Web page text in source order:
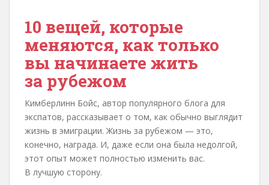
10 вещей, которые
меняются, как только
вы начинаете жить
за рубежом
Кимберлинн Бойс, автор популярного блога для
экспатов, рассказывает о том, как обычно выглядит
жизнь в эмиграции. Жизнь за рубежом — это,
конечно, награда. И, даже если она была недолгой,
этот опыт может полностью изменить вас.
В лучшую сторону.